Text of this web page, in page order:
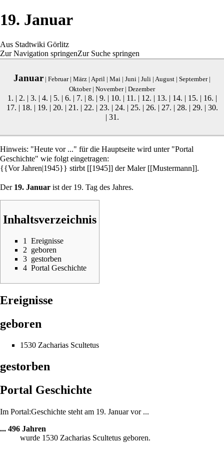
19. Januar
Aus Stadtwiki Görlitz
Zur Navigation springenZur Suche springen
Januar | Februar| März | April | Mai | Juni | Juli | August | September|
Oktober| November| Dezember
1. 2. 3. 4. 5. 6. 7. 8. 9. 10. 11. 12. 13. 14. 15. 16.
17.
18. 19. 20. 21. 22. 23. 24. 25. 26. 27. 28. 29.
30.
31.
Hinweis: "Heute vor ..." für die Hauptseite wird unter "Portal
Geschichte" wie folgt eingetragen:
{{Vor Jahren|1945}} stirbt [[1945]] der Maler [[Mustermann]].
Der 19. Januar ist der 19. Tag des Jahres.
Inhaltsverzeichnis
1
Ereignisse
2 geboren
3 gestorben
4 Portal Geschichte
Ereignisse
geboren
1530 Zacharias Scultetus
gestorben
Portal Geschichte
Im Portal:Geschichte steht am 19. Januar vor ...
... 496 Jahren
wurde 1530 Zacharias Scultetus geboren.